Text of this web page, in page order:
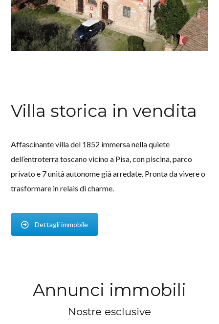
Villa storica in vendita
Affascinante villa del 1852 immersa nella quiete
dell’entroterra toscano vicino a Pisa, con piscina, parco
privato e 7 unità autonome già arredate. Pronta da vivere o
trasformare in relais di charme.
Dettagli immobile
Annunci immobili
Nostre esclusive